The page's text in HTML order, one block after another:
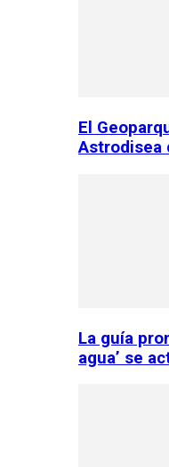
El
Astrodisea
La guía
agua’ se